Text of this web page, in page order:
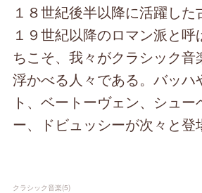
１８世紀後半以降に活躍した
１９世紀以降のロマン派と呼
ちこそ、我々がクラシック音
浮かべる人々である。バッハ
ト、ベートーヴェン、シュー
ー、ドビュッシーが次々と登
クラシック音楽(5)